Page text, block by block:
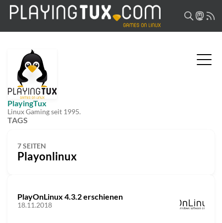
PlayingTux
Linux Gaming seit 1995.
TAGS
7 SEITEN
Playonlinux
PlayOnLinux 4.3.2 erschienen
18.11.2018